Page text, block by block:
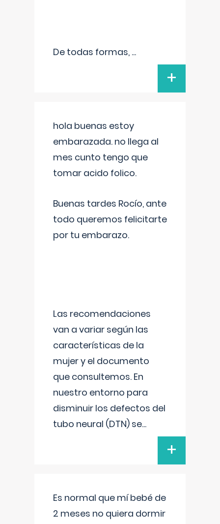
De todas formas, ...
+
hola buenas estoy
embarazada. no llega al
mes cunto tengo que
tomar acido folico.
Buenas tardes Rocío, ante
todo queremos felicitarte
por tu embarazo.
Las recomendaciones
van a variar según las
características de la
mujer y el documento
que consultemos. En
nuestro entorno para
disminuir los defectos del
tubo neural (DTN) se...
+
Es normal que mí bebé de
2 meses no quiera dormir